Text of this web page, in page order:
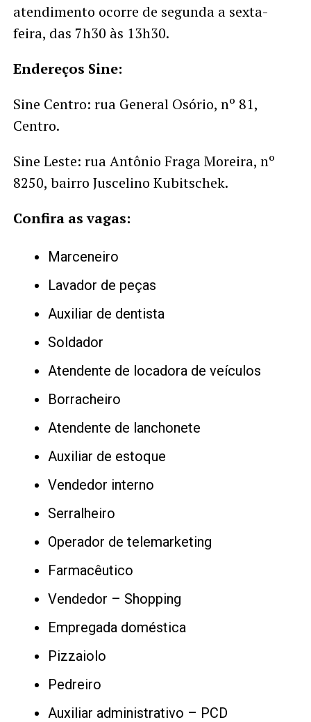
atendimento ocorre de segunda a sexta-
feira, das 7h30 às 13h30.
Endereços Sine:
Sine Centro: rua General Osório, nº 81,
Centro.
Sine Leste: rua Antônio Fraga Moreira, nº
8250, bairro Juscelino Kubitschek.
Confira as vagas:
Marceneiro
Lavador de peças
Auxiliar de dentista
Soldador
Atendente de locadora de veículos
Borracheiro
Atendente de lanchonete
Auxiliar de estoque
Vendedor interno
Serralheiro
Operador de telemarketing
Farmacêutico
Vendedor – Shopping
Empregada doméstica
Pizzaiolo
Pedreiro
Auxiliar administrativo – PCD